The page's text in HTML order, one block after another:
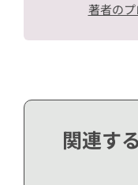
著者の
関連す